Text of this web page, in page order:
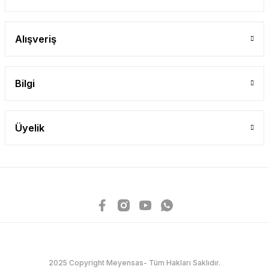
Alışveriş
Bilgi
Üyelik
2025 Copyright Meyensas- Tüm Hakları Saklıdır.